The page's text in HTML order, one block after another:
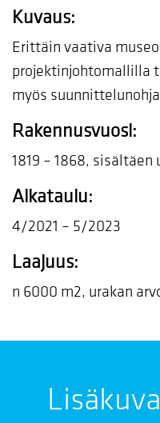
Kuvaus:
Erittäin vaativa
projektinjohtomallilla
myös
Rakennusvuosi:
1819 – 1868,
Aikataulu:
4/2021 – 5/2023
Laajuus:
n 6000 m2, urakan